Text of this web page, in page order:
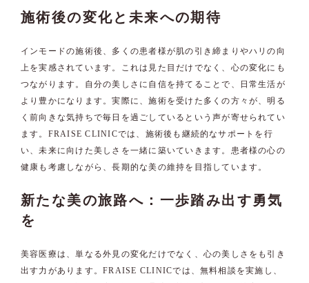
施術後の変化と未来への期待
インモードの施術後、多くの患者様が肌の引き締まりやハリの向
上を実感されています。これは見た目だけでなく、心の変化にも
つながります。自分の美しさに自信を持てることで、日常生活が
より豊かになります。実際に、施術を受けた多くの方々が、明る
く前向きな気持ちで毎日を過ごしているという声が寄せられてい
ます。FRAISE CLINICでは、施術後も継続的なサポートを行
い、未来に向けた美しさを一緒に築いていきます。患者様の心の
健康も考慮しながら、長期的な美の維持を目指しています。
新たな美の旅路へ：一歩踏み出す勇気
を
美容医療は、単なる外見の変化だけでなく、心の美しさをも引き
出す力があります。FRAISE CLINICでは、無料相談を実施し、